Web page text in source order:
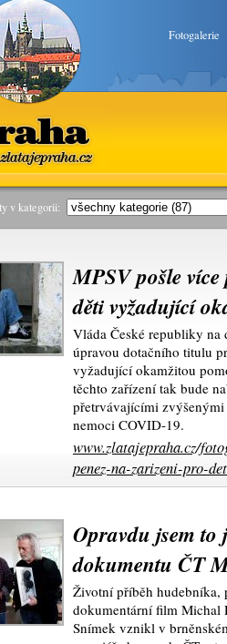
Fotogalerie
Praha
v kategorii:
MPSV pošle
děti vyžadující
Vláda České republiky na
úpravou dotačního titulu
vyžadující okamžitou
těchto zařízení tak bude
přetrvávajícími
nemoci COVID-19.
www.zlatajepraha.cz/
penez-na-zarizeni-pro-
Opravdu jsem
dokumentu ČT
Životní příběh hudebníka,
dokumentární film
Snímek vznikl v